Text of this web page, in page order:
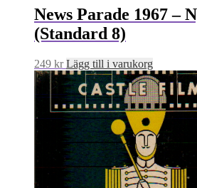
News Parade 1967 –
(Standard 8)
249 kr Lägg till i varukorg